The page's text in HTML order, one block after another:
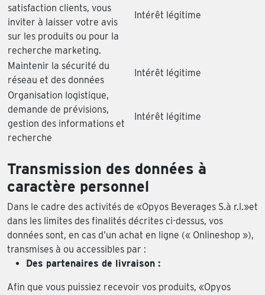
satisfaction clients, vous
inviter à laisser votre avis
sur les produits ou pour la
recherche marketing.
Intérêt légitime
Maintenir la sécurité du
réseau et des données
Intérêt légitime
Organisation logistique,
demande de prévisions,
gestion des informations et
recherche
Intérêt légitime
Transmission des données à
caractère personnel
Dans le cadre des activités de «Opyos Beverages S.à r.l.»et
dans les limites des finalités décrites ci-dessus, vos
données sont, en cas d’un achat en ligne (« Onlineshop »),
transmises à ou accessibles par :
Des partenaires de livraison :
Afin que vous puissiez recevoir vos produits, «Opyos